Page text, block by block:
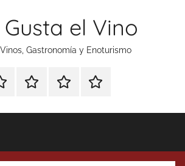
el Vino
Gastronomía y Enoturismo
Enoturismo
Gastronomía
RankingContacto